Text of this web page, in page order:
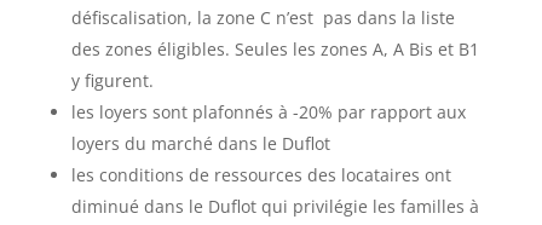
défiscalisation, la zone C n’est pas dans la liste
des zones éligibles. Seules les zones A, A Bis et B1
y figurent.
les loyers sont plafonnés à -20% par rapport aux
loyers du marché dans le Duflot
les conditions de ressources des locataires ont
diminué dans le Duflot qui privilégie les familles à